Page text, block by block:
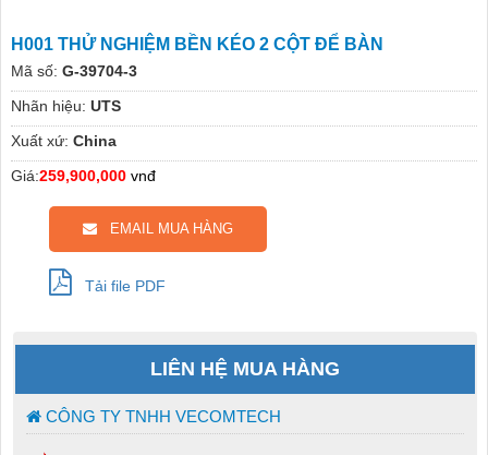
H001 THỬ NGHIỆM BỀN KÉO 2 CỘT ĐỂ BÀN
Mã số: G-39704-3
Nhãn hiệu: UTS
Xuất xứ: China
Giá:259,900,000 vnđ
EMAIL MUA HÀNG
Tải file PDF
LIÊN HỆ MUA HÀNG
CÔNG TY TNHH VECOMTECH